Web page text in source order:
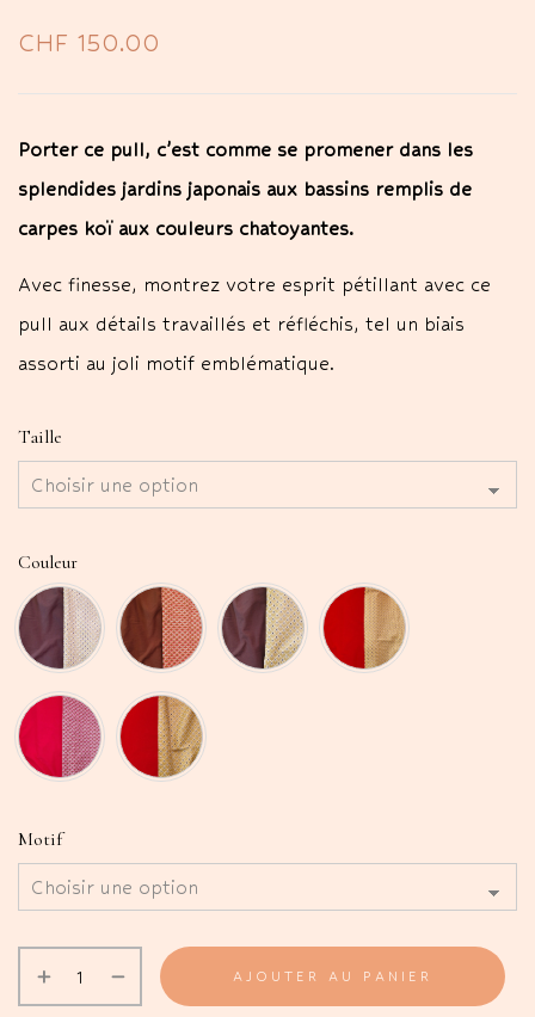
CHF 150.00
Porter ce pull, c’est comme se promener dans les
splendides jardins japonais aux bassins remplis de
carpes koï aux couleurs chatoyantes.
Avec finesse, montrez votre esprit pétillant avec ce
pull aux détails travaillés et réfléchis, tel un biais
assorti au joli motif emblématique.
Taille
Couleur
Motif
AJOUTER AU PANIER